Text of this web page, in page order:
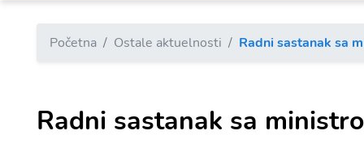
Početna Ostale aktuelnosti Radni sastanak sa
Radni sastanak sa